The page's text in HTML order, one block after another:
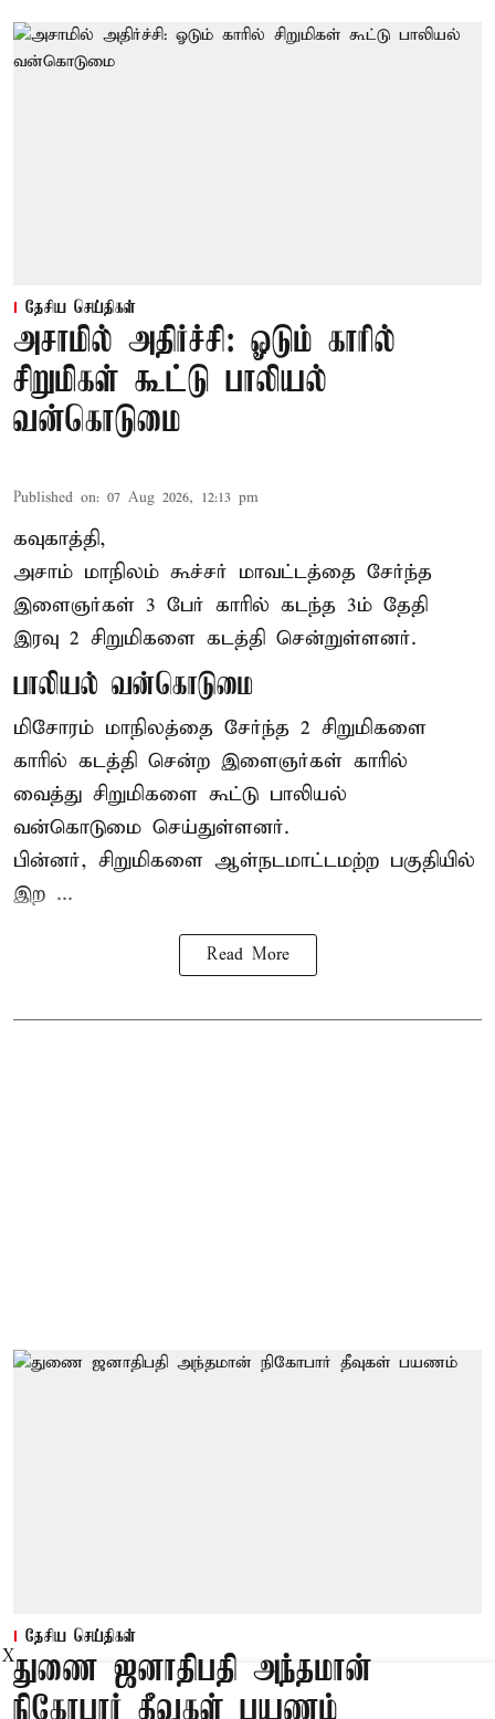
தேசிய செய்திகள்
அசாமில் அதிர்ச்சி: ஓடும் காரில்
சிறுமிகள் கூட்டு பாலியல்
வன்கொடுமை
Published on: 07 Aug 2026, 12:13 pm
கவுகாத்தி,
அசாம் மாநிலம் கூச்சர் மாவட்டத்தை சேர்ந்த
இளைஞர்கள் 3 பேர் காரில் கடந்த 3ம் தேதி
இரவு 2 சிறுமிகளை கடத்தி சென்றுள்ளனர்.
பாலியல் வன்கொடுமை
மிசோரம் மாநிலத்தை சேர்ந்த 2 சிறுமிகளை
காரில் கடத்தி சென்ற இளைஞர்கள் காரில்
வைத்து சிறுமிகளை கூட்டு பாலியல்
வன்கொடுமை செய்துள்ளனர்.
பின்னர், சிறுமிகளை ஆள்நடமாட்டமற்ற பகுதியில்
இற ...
Read More
தேசிய செய்திகள்
துணை ஜனாதிபதி அந்தமான்
நிகோபார் தீவுகள் பயணம்
X